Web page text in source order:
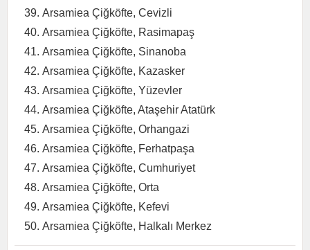
Arsamiea Çiğköfte, Cevizli
Arsamiea Çiğköfte, Rasimapaş
Arsamiea Çiğköfte, Sinanoba
Arsamiea Çiğköfte, Kazasker
Arsamiea Çiğköfte, Yüzevler
Arsamiea Çiğköfte, Ataşehir Atatürk
Arsamiea Çiğköfte, Orhangazi
Arsamiea Çiğköfte, Ferhatpaşa
Arsamiea Çiğköfte, Cumhuriyet
Arsamiea Çiğköfte, Orta
Arsamiea Çiğköfte, Kefevi
Arsamiea Çiğköfte, Halkalı Merkez